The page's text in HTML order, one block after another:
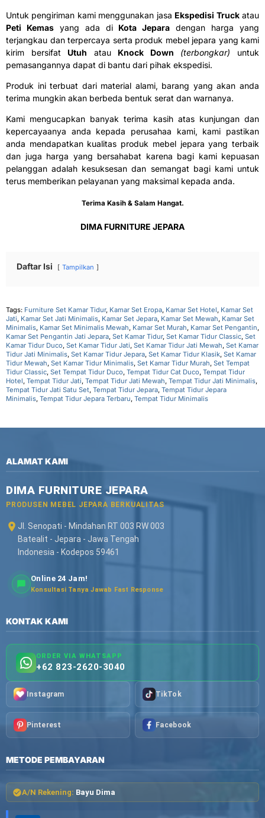
Untuk pengiriman kami menggunakan jasa Ekspedisi Truckatau
Peti Kemasyang ada di Kota Jepara dengan harga yang
terjangkau dan terpercaya serta produk mebel jepara yang kami
kirim bersifat Utuh atau Knock Down (terbongkar) untuk
pemasangannya dapat di bantu dari pihak ekspedisi.
Produk ini terbuat dari material alami, barang yang akan anda
terima mungkin akan berbeda bentuk serat dan warnanya.
Kami mengucapkan banyak terima kasih atas kunjungan dan
kepercayaanya anda kepada perusahaa kami, kami pastikan
anda mendapatkan kualitas produk mebel jepara yang terbaik
dan juga harga yang bersahabat karena bagi kami kepuasan
pelanggan adalah kesuksesan dan semangat bagi kami untuk
terus memberikan pelayanan yang maksimal kepada anda.
Terima Kasih & Salam Hangat.
DIMA FURNITURE JEPARA
Daftar Isi Tampilkan
Tags: Furniture Set Kamar Tidur, Kamar Set Eropa, Kamar Set Hotel, Kamar Set
Jati, Kamar Set Jati Minimalis, Kamar Set Jepara, Kamar Set Mewah, Kamar Set
Minimalis, Kamar Set Minimalis Mewah, Kamar Set Murah, Kamar Set Pengantin,
Kamar Set Pengantin Jati Jepara, Set Kamar Tidur, Set Kamar Tidur Classic, Set
Kamar Tidur Duco, Set Kamar Tidur Jati, Set Kamar Tidur Jati Mewah, Set Kamar
Tidur Jati Minimalis, Set Kamar Tidur Jepara, Set Kamar Tidur Klasik, Set Kamar
Tidur Mewah, Set Kamar Tidur Minimalis, Set Kamar Tidur Murah, Set Tempat
Tidur Classic, Set Tempat Tidur Duco, Tempat Tidur Cat Duco, Tempat Tidur
Hotel, Tempat Tidur Jati, Tempat Tidur Jati Mewah, Tempat Tidur Jati Minimalis,
Tempat Tidur Jati Satu Set, Tempat Tidur Jepara, Tempat Tidur Jepara
Minimalis, Tempat Tidur Jepara Terbaru, Tempat Tidur Minimalis
ALAMAT KAMI
DIMA FURNITURE JEPARA
PRODUSEN MEBEL JEPARA BERKUALITAS
Jl. Senopati - Mindahan RT 003 RW 003
Batealit - Jepara - Jawa Tengah
Indonesia - Kodepos 59461
Online 24 Jam!
Konsultasi Tanya Jawab Fast Response
KONTAK KAMI
ORDER VIA WHATSAPP
+62 823-2620-3040
Instagram TikTok
Pinterest Facebook
METODE PEMBAYARAN
A/N Rekening: Bayu Dima